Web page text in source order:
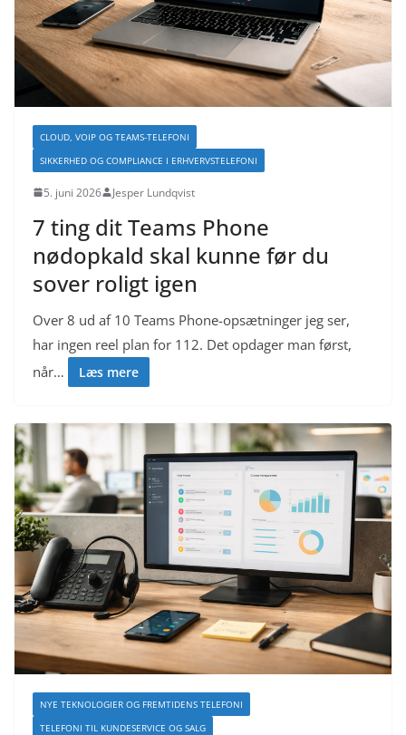
CLOUD, VOIP OG TEAMS-TELEFONI
SIKKERHED OG COMPLIANCE I ERHVERVSTELEFONI
5. juni 2026 Jesper Lundqvist
7 ting dit Teams Phone
nødopkald skal kunne før du
sover roligt igen
Over 8 ud af 10 Teams Phone-opsætninger jeg ser,
har ingen reel plan for 112. Det opdager man først,
når…
Læs mere
NYE TEKNOLOGIER OG FREMTIDENS TELEFONI
TELEFONI TIL KUNDESERVICE OG SALG